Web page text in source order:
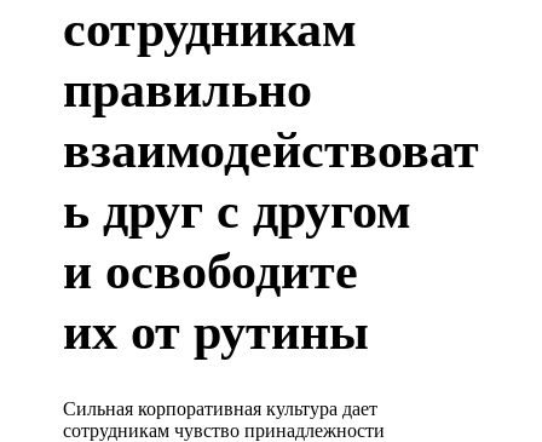
сотрудникам
правильно
взаимодействоват
ь друг с другом
и освободите
их от рутины
Сильная корпоративная культура дает
сотрудникам чувство принадлежности